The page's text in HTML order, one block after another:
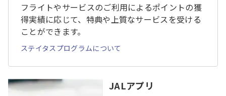
フライトやサービスのご利用によるポイントの獲
得実績に応じて、特典や上質なサービスを受ける
ことができます。
ステイタスプログラムについて
JALアプリ